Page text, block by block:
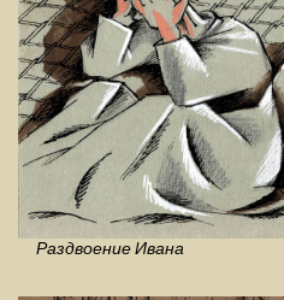
Раздвоение Ивана